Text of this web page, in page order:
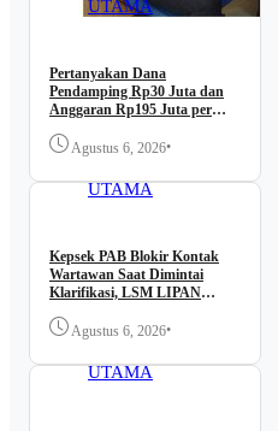
UTAMA
Pertanyakan Dana
Pendamping Rp30 Juta dan
Anggaran Rp195 Juta per
Kantor BBWS Sumatera II
Agustus 6, 2026•
BERITA
UTAMA
Kepsek PAB Blokir Kontak
Wartawan Saat Dimintai
Klarifikasi, LSM LIPAN
DiusutAgustus 6, 2026•
BERITA
UTAMA